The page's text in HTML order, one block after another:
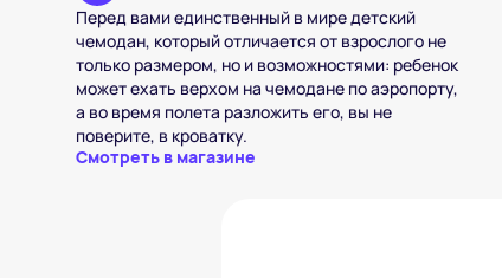
Перед вами единственный в мире детский
чемодан, который отличается от взрослого не
только размером, но и возможностями: ребенок
может ехать верхом на чемодане по аэропорту,
а во время полета разложить его, вы не
поверите, в кроватку.
Смотреть в магазине